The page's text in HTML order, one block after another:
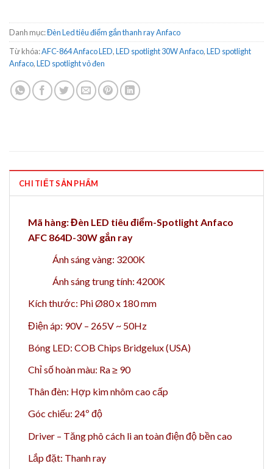
Danh mục:Đèn Led tiêu điểm gắn thanh ray Anfaco
Từ khóa:AFC-864 Anfaco LED,LED spotlight 30W Anfaco,LED spotlight
Anfaco,LED spotlight vỏ đen
CHI TIẾT SẢN PHẨM
Mã hàng: Đèn LED tiêu điểm-Spotlight Anfaco
AFC 864D-30W gắn ray
Ánh sáng vàng: 3200K
Ánh sáng trung tính: 4200K
Kích thước: Phi Ø80 x 180 mm
Điện áp: 90V – 265V ~ 50Hz
Bóng LED: COB Chips Bridgelux (USA)
Chỉ số hoàn màu: Ra ≥ 90
Thân đèn: Hợp kim nhôm cao cấp
Góc chiếu: 24º độ
Driver – Tăng phô cách li an toàn điện độ bền cao
Lắp đặt: Thanh ray